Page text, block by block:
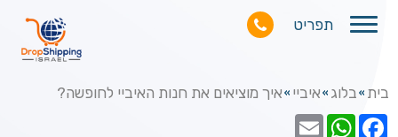
תפריט
בית » בלוג » איביי » איך מוציאים את חנות האיביי לחופשה?